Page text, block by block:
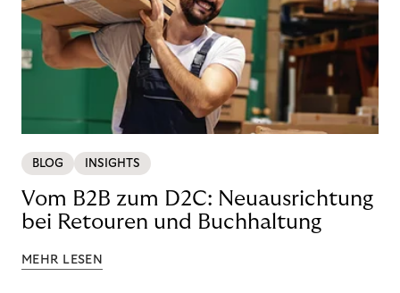
BLOG INSIGHTS
Vom B2B zum D2C: Neuausrichtung
bei Retouren und Buchhaltung
MEHR LESEN